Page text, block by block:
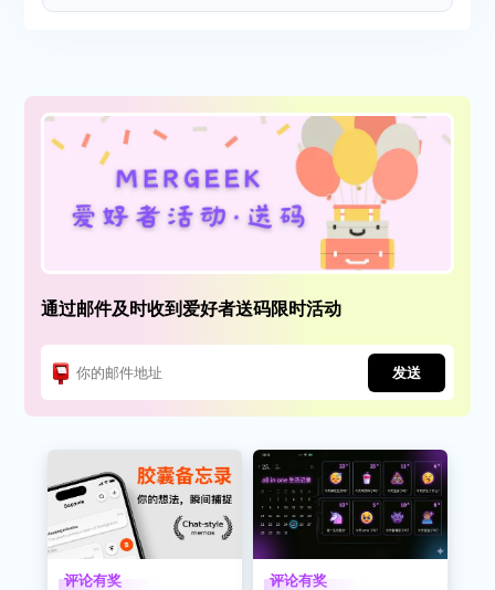
通过邮件及时收到爱好者送码限时活动
发送
评论有奖 评论有奖